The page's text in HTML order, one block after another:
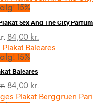
pris
99,00 kr..84,00 kr..
15%
Sex And The City Parfum
Den
oprindelige
pris
99,00 kr..
84,00 kr.
aktuelle
15%
Baleares
Den
oprindelige
84,00 kr.
aktuelle